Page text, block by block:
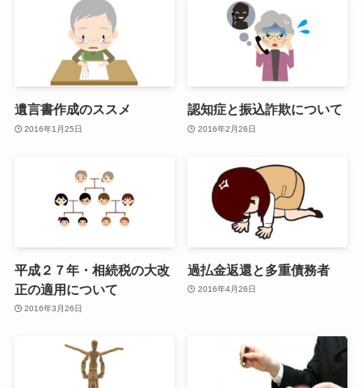
遺言書作成のススメ
2016年1月25日
認知症と振込詐欺について
2016年2月26日
平成２７年・相続税の大改
正の適用について
2016年3月26日
過払金返還と多重債務者
2016年4月26日